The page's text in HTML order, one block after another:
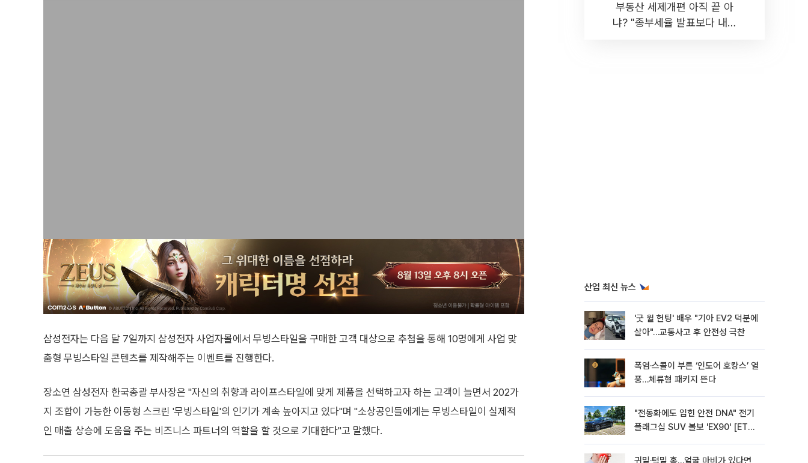
삼성전자는 다음 달 7일까지 삼성전자 사업자몰에서 무빙스타일을 구매한 고객 대상으로 추첨을 통해 10명에게 사업 맞
춤형 무빙스타일 콘텐츠를 제작해주는 이벤트를 진행한다.
장소연 삼성전자 한국총괄 부사장은 "자신의 취향과 라이프스타일에 맞게 제품을 선택하고자 하는 고객이 늘면서 202가
지 조합이 가능한 이동형 스크린 '무빙스타일'의 인기가 계속 높아지고 있다"며 "소상공인들에게는 무빙스타일이 실제적
인 매출 상승에 도움을 주는 비즈니스 파트너의 역할을 할 것으로 기대한다"고 말했다.
부동산 세제개편 아직 끝 아
냐? "종부세율 발표보다 내릴
산업 최신 뉴스
'굿 윌 헌팅' 배우 "기아 EV2 덕분에
살아"…교통사고 후 안전성 극찬
폭염·스콜이 부른 ‘인도어 호캉스’ 열
풍…체류형 패키지 뜬다
"전동화에도 입힌 안전 DNA" 전기
플래그십 SUV 볼보 'EX90' [ET의
귀밑·턱밑 혹…얼굴 마비가 있다면